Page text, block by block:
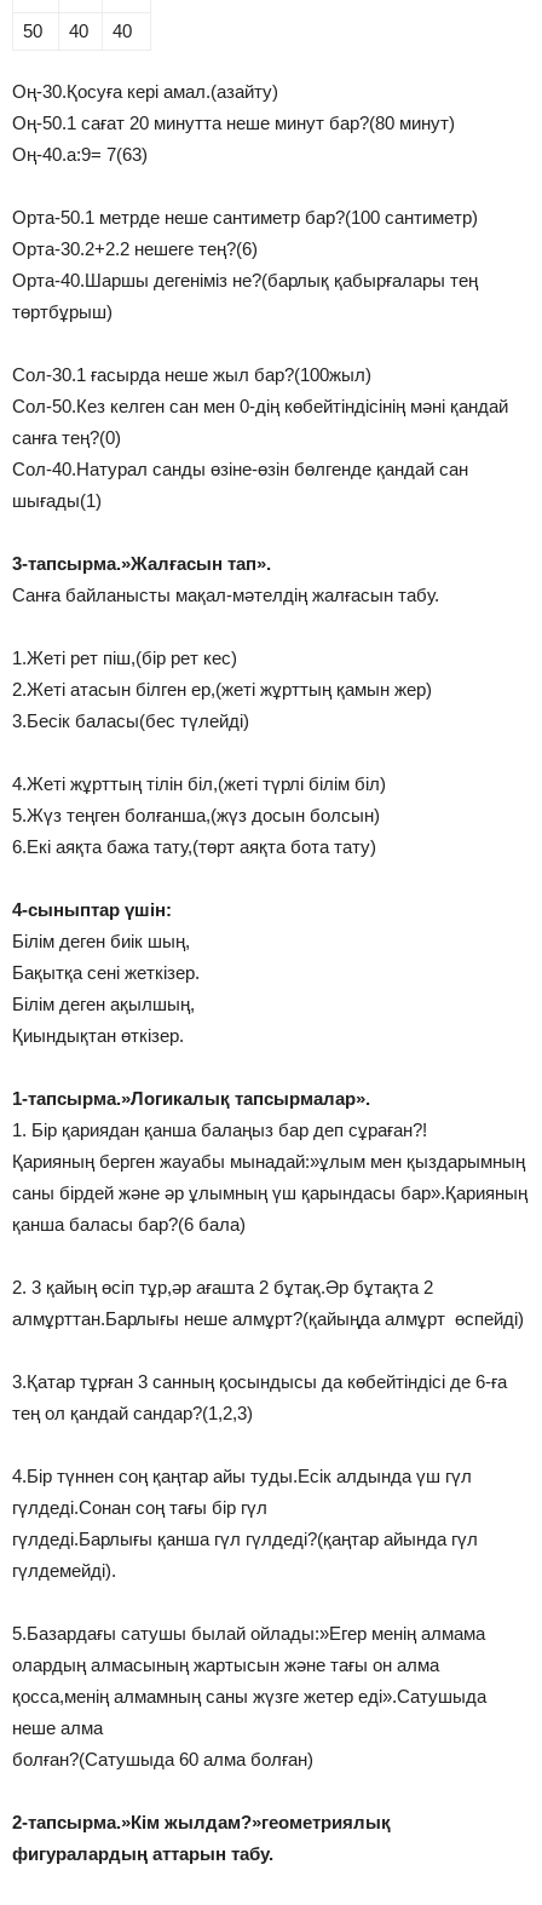
50 40 40
Оң-30.Қосуға кері амал.(азайту)
Оң-50.1 сағат 20 минутта неше минут бар?(80 минут)
Оң-40.а:9= 7(63)
Орта-50.1 метрде неше сантиметр бар?(100 сантиметр)
Орта-30.2+2.2 нешеге тең?(6)
Орта-40.Шаршы дегеніміз не?(барлық қабырғалары тең
төртбұрыш)
Сол-30.1 ғасырда неше жыл бар?(100жыл)
Сол-50.Кез келген сан мен 0-дің көбейтіндісінің мәні қандай
санға тең?(0)
Сол-40.Натурал санды өзіне-өзін бөлгенде қандай сан
шығады(1)
3-тапсырма.»Жалғасын тап».
Санға байланысты мақал-мәтелдің жалғасын табу.
1.Жеті рет піш,(бір рет кес)
2.Жеті атасын білген ер,(жеті жұрттың қамын жер)
3.Бесік баласы(бес түлейді)
4.Жеті жұрттың тілін біл,(жеті түрлі білім біл)
5.Жүз теңген болғанша,(жүз досын болсын)
6.Екі аяқта бажа тату,(төрт аяқта бота тату)
4-сыныптар үшін:
Білім деген биік шың,
Бақытқа сені жеткізер.
Білім деген ақылшың,
Қиындықтан өткізер.
1-тапсырма.»Логикалық тапсырмалар».
1. Бір қариядан қанша балаңыз бар деп сұраған?!
Қарияның берген жауабы мынадай:»ұлым мен қыздарымның
саны бірдей және әр ұлымның үш қарындасы бар».Қарияның
қанша баласы бар?(6 бала)
2. 3 қайың өсіп тұр,әр ағашта 2 бұтақ.Әр бұтақта 2
алмұрттан.Барлығы неше алмұрт?(қайыңда алмұрт өспейді)
3.Қатар тұрған 3 санның қосындысы да көбейтіндісі де 6-ға
тең ол қандай сандар?(1,2,3)
4.Бір түннен соң қаңтар айы туды.Есік алдында үш гүл
гүлдеді.Сонан соң тағы бір гүл
гүлдеді.Барлығы қанша гүл гүлдеді?(қаңтар айында гүл
гүлдемейді).
5.Базардағы сатушы былай ойлады:»Егер менің алмама
олардың алмасының жартысын және тағы он алма
қосса,менің алмамның саны жүзге жетер еді».Сатушыда
неше алма
болған?(Сатушыда 60 алма болған)
2-тапсырма.»Кім жылдам?»геометриялық
фигуралардың аттарын табу.